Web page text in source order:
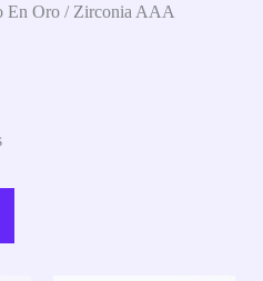
En Oro / Zirconia AAA